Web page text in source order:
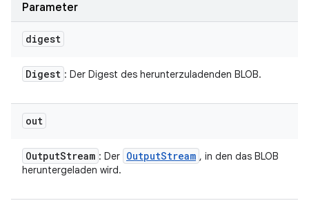
Parameter
digest
Digest : Der Digest des herunterzuladenden BLOB.
out
OutputStream : Der OutputStream , in den das BLOB
heruntergeladen wird.